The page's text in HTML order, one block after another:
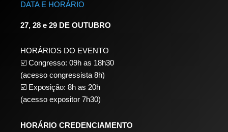
DATA E HORÁRIO
27, 28 e 29 DE OUTUBRO
HORÁRIOS DO EVENTO
☑️ Congresso: 09h as 18h30
(acesso congressista 8h)
☑️ Exposição: 8h as 20h
(acesso expositor 7h30)
HORÁRIO CREDENCIAMENTO